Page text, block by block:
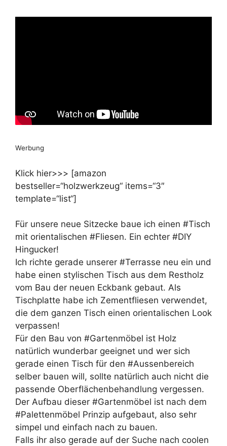
Werbung
Klick hier>>> [amazon
bestseller=“holzwerkzeug“ items=“3″
template=“list“]
Für unsere neue Sitzecke baue ich einen #Tisch
mit orientalischen #Fliesen. Ein echter #DIY
Hingucker!
Ich richte gerade unserer #Terrasse neu ein und
habe einen stylischen Tisch aus dem Restholz
vom Bau der neuen Eckbank gebaut. Als
Tischplatte habe ich Zementfliesen verwendet,
die dem ganzen Tisch einen orientalischen Look
verpassen!
Für den Bau von #Gartenmöbel ist Holz
natürlich wunderbar geeignet und wer sich
gerade einen Tisch für den #Aussenbereich
selber bauen will, sollte natürlich auch nicht die
passende Oberflächenbehandlung vergessen.
Der Aufbau dieser #Gartenmöbel ist nach dem
#Palettenmöbel Prinzip aufgebaut, also sehr
simpel und einfach nach zu bauen.
Falls ihr also gerade auf der Suche nach coolen